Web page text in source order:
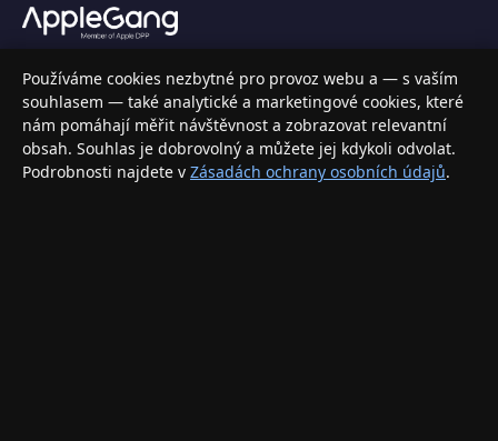
Váš specializovaný obchod s Apple produkty, příslušenstvím a
elektronikou. Nakupujte bezpečně a s jistotou.
INFORMACE
Doprava a doručení
Používáme cookies nezbytné pro provoz webu a — s vaším
souhlasem — také analytické a marketingové cookies, které
nám pomáhají měřit návštěvnost a zobrazovat relevantní
obsah. Souhlas je dobrovolný a můžete jej kdykoli odvolat.
Podrobnosti najdete v Zásadách ochrany osobních údajů.